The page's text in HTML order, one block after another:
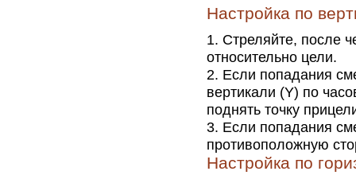
Настройка по
Стреляйте, после
относительно цели.
Если попадания
вертикали (Y) по
поднять точку
Если попадания
противоположную
Настройка по